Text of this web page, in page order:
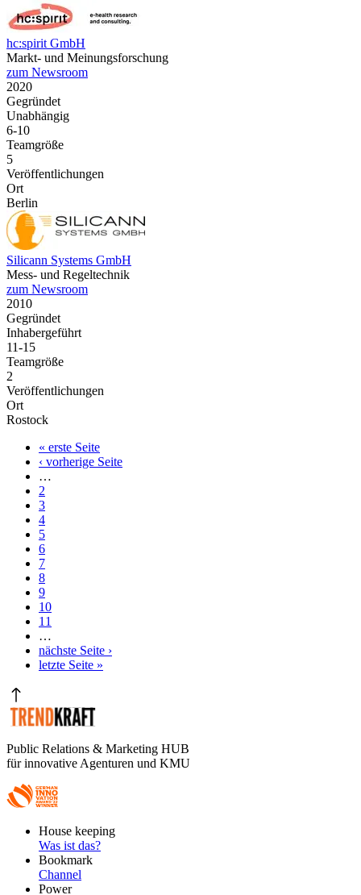
hc:spirit GmbH
Markt- und Meinungsforschung
zum Newsroom
2020
Gegründet
Unabhängig
6-10
Teamgröße
5
Veröffentlichungen
Ort
Berlin
Silicann Systems GmbH
Mess- und Regeltechnik
zum Newsroom
2010
Gegründet
Inhabergeführt
11-15
Teamgröße
2
Veröffentlichungen
Ort
Rostock
Seitennummerierung
Erste
Seite
« erste Seite
Vorherige
Seite
‹ vorherige Seite
…
Seite
2
Seite
3
Seite
4
Seite
5
Aktuelle
Seite
6
Seite
7
Seite
8
Seite
9
Seite
10
Seite
11
…
Nächste
Seite
nächste Seite ›
Letzte
letzte Seite »
Public Relations & Marketing HUB
für innovative Agenturen und KMU
FooterHouse keeping
Was ist das?
Bookmark
Channel
Power